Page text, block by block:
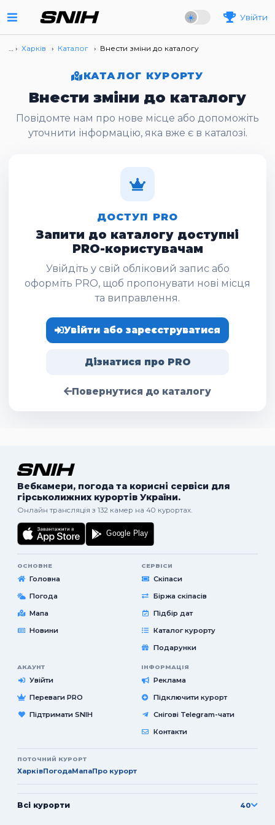
Увійти
… › Харків › Каталог › Внести зміни до каталогу
КАТАЛОГ КУРОРТУ
Внести зміни до каталогу
Повідомте нам про нове місце або допоможіть
уточнити інформацію, яка вже є в каталозі.
ДОСТУП PRO
Запити до каталогу доступні
PRO-користувачам
Увійдіть у свій обліковий запис або
оформіть PRO, щоб пропонувати нові місця
та виправлення.
Увійти або зареєструватися
Дізнатися про PRO
Повернутися до каталогу
Вебкамери, погода та корисні сервіси для
гірськолижних курортів України.
Онлайн трансляція з 132 камер на 40 курортах.
ОСНОВНЕ
Головна
Погода
Мапа
Новини
СЕРВІСИ
Скіпаси
Біржа скіпасів
Підбір дат
Каталог курорту
Подарунки
АКАУНТ
Увійти
Переваги PRO
Підтримати SNIH
ІНФОРМАЦІЯ
Реклама
Підключити курорт
Снігові Telegram-чати
Контакти
ПОТОЧНИЙ КУРОРТ
ХарківПогодаМапаПро курорт
Всі курорти 40